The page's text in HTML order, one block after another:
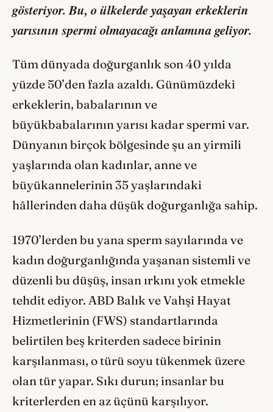
gösteriyor. Bu, o ülkelerde yaşayan erkeklerin
yarısının spermi olmayacağı anlamına geliyor.
Tüm dünyada doğurganlık son 40 yılda
yüzde 50’den fazla azaldı. Günümüzdeki
erkeklerin, babalarının ve
büyükbabalarının yarısı kadar spermi var.
Dünyanın birçok bölgesinde şu an yirmili
yaşlarında olan kadınlar, anne ve
büyükannelerinin 35 yaşlarındaki
hâllerinden daha düşük doğurganlığa sahip.
1970’lerden bu yana sperm sayılarında ve
kadın doğurganlığında yaşanan sistemli ve
düzenli bu düşüş, insan ırkını yok etmekle
tehdit ediyor. ABD Balık ve Vahşi Hayat
Hizmetlerinin (FWS) standartlarında
belirtilen beş kriterden sadece birinin
karşılanması, o türü soyu tükenmek üzere
olan tür yapar. Sıkı durun; insanlar bu
kriterlerden en az üçünü karşılıyor.